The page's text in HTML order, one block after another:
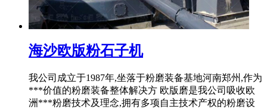
海沙欧版粉石子机
我公司成立于1987年,坐落于粉磨装备基地河南郑州,作为
***价值的粉磨装备整体解决方 欧版磨是我公司吸收欧
洲***粉磨技术及理念,拥有多项自主技术产权的粉磨设